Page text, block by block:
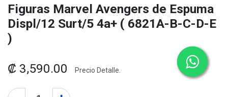
Figuras Marvel Avengers de Espuma
Displ/12 Surt/5 4a+ ( 6821A-B-C-D-E
)
₡ 3,590.00 Precio Detalle.